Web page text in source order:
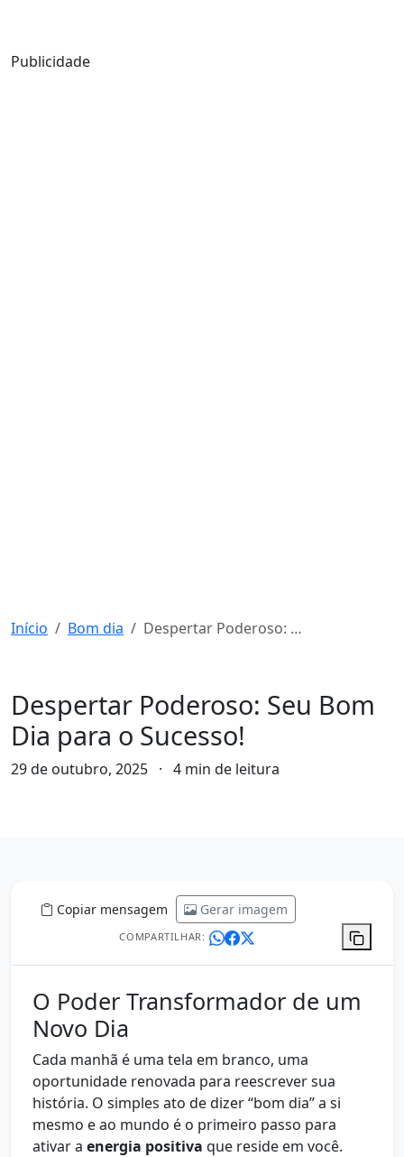
Publicidade
Início Bom dia Despertar Poderoso: Seu Bom Dia para o Sucesso!
Despertar Poderoso: Seu Bom
Dia para o Sucesso!
29 de outubro, 2025 · 4 min de leitura
Copiar mensagem Gerar imagem
COMPARTILHAR:
O Poder Transformador de um
Novo Dia
Cada manhã é uma tela em branco, uma
oportunidade renovada para reescrever sua
história. O simples ato de dizer “bom dia” a si
mesmo e ao mundo é o primeiro passo para
ativar a energia positiva que reside em você.